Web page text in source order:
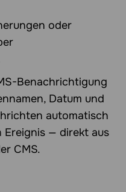
oder
Benachrichtigung
Datum und
automatisch
Ereignis — direkt aus
CMS.